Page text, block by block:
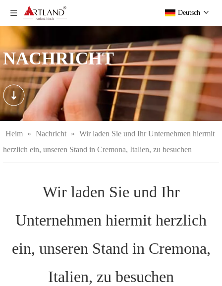
Deutsch
NACHRICHT
Heim » Nachricht » Wir laden Sie und Ihr Unternehmen hiermit
herzlich ein, unseren Stand in Cremona, Italien, zu besuchen
Wir laden Sie und Ihr
Unternehmen hiermit herzlich
ein, unseren Stand in Cremona,
Italien, zu besuchen